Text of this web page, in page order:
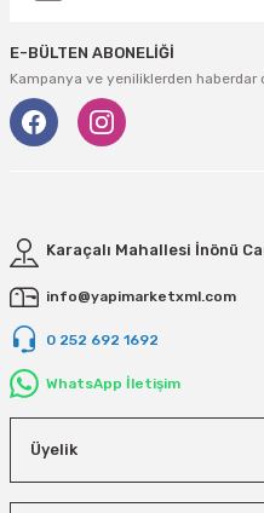
E-BÜLTEN ABONELİĞİ
Kampanya ve yeniliklerden
Karaçalı Mahallesi İnönü
info@yapimarketxml.com
0 252 692 1692
WhatsApp İletişim
Üyelik